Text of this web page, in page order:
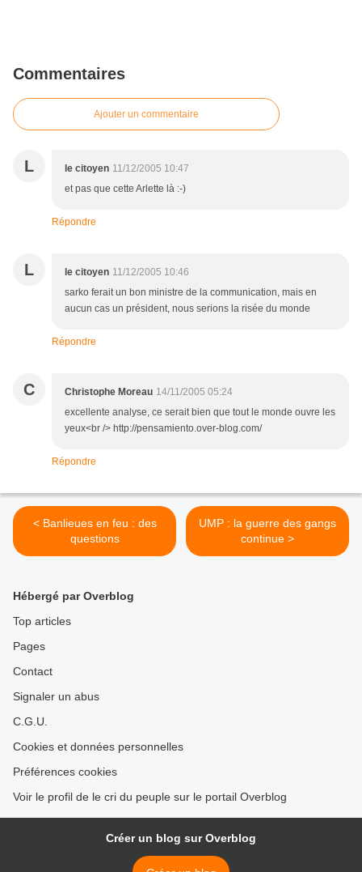
Commentaires
Ajouter un commentaire
L le citoyen 11/12/2005 10:47
et pas que cette Arlette là :-)
Répondre
L le citoyen 11/12/2005 10:46
sarko ferait un bon ministre de la communication, mais en
aucun cas un président, nous serions la risée du monde
Répondre
C Christophe Moreau 14/11/2005 05:24
excellente analyse, ce serait bien que tout le monde ouvre les
yeux<br /> http://pensamiento.over-blog.com/
Répondre
< Banlieues en feu : des
questions
UMP : la guerre des gangs
continue >
Hébergé par Overblog
Top articles
Pages
Contact
Signaler un abus
C.G.U.
Cookies et données personnelles
Préférences cookies
Voir le profil de le cri du peuple sur le portail Overblog
Créer un blog sur Overblog